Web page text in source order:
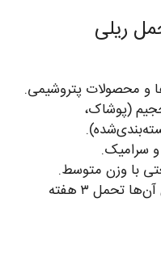
ریلی
و محصولات پتروشیمی.
(پوشاک،
سرامیک.
با وزن متوسط.
کالاهایی که زنجیرهٔ تأمین آن‌ها تحمل ۳ هفته